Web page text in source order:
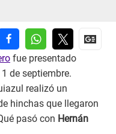
fue presentado
de septiembre.
realizó un
hinchas que llegaron
pasó con Hernán